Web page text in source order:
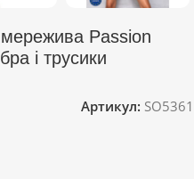
Passion
і трусики
Артикул: SO5361